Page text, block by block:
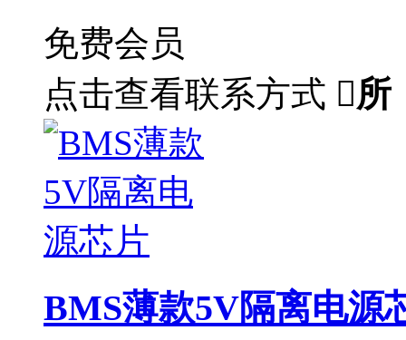
免费会员
点击查看联系方式 所
BMS薄款5V隔离电源